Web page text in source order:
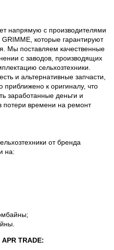
напрямую с производителями
GRIMME , которые гарантируют
Мы поставляем качественные
с заводов, производящих
сельхозтехники.
и альтернативные запчасти,
приближено к оригиналу, что
заработанные деньги и
потери времени на ремонт
от бренда
на:
TRADE: